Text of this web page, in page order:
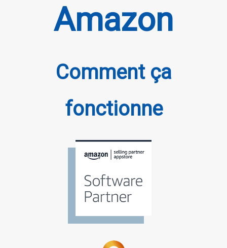
Amazon
Comment ça
fonctionne